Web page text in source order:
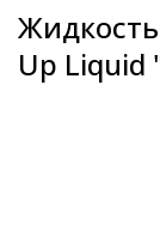
Жидкость
Up Liquid